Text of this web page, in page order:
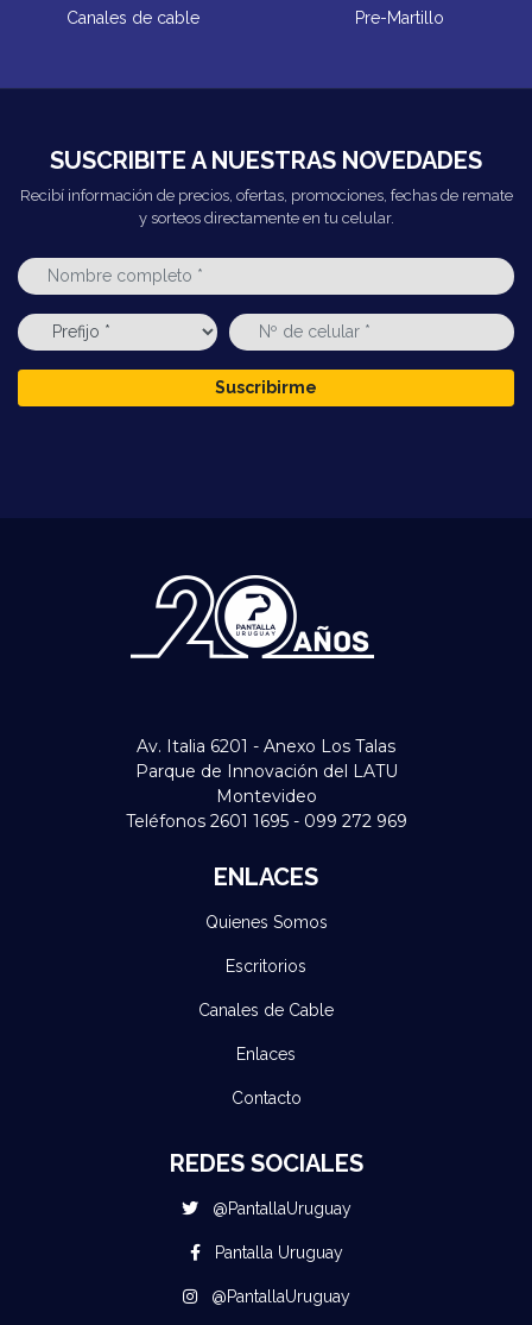
Canales de cable Pre-Martillo
SUSCRIBITE A NUESTRAS NOVEDADES
Recibí información de precios, ofertas, promociones, fechas de remate
y sorteos directamente en tu celular.
Suscribirme
Av. Italia 6201 - Anexo Los Talas
Parque de Innovación del LATU
Montevideo
Teléfonos 2601 1695 - 099 272 969
ENLACES
Quienes Somos
Escritorios
Canales de Cable
Enlaces
Contacto
REDES SOCIALES
@PantallaUruguay
Pantalla Uruguay
@PantallaUruguay